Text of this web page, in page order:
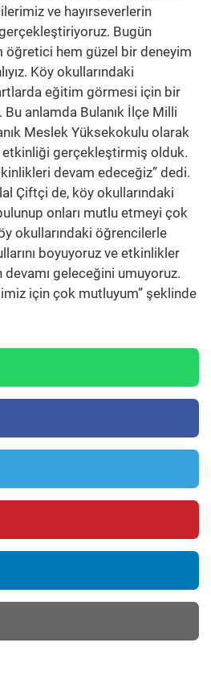
ve hayırseverlerin
Bugün
öğretici hem güzel bir deneyim
Köy okullarındaki
eğitim görmesi için bir
Bu anlamda Bulanık İlçe Milli
Meslek Yüksekokulu olarak
gerçekleştirmiş olduk.
devam edeceğiz” dedi.
Çiftçi de, köy okullarındaki
onları mutlu etmeyi çok
okullarındaki öğrencilerle
boyuyoruz ve etkinlikler
devamı geleceğini umuyoruz.
için çok mutluyum” şeklinde